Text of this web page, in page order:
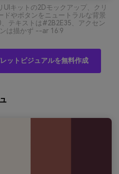
キットの2Dモックアップ、クリ
ドやボタンをニュートラルな背景
、テキストは#2B2E35、アクセン
は描かず --ar 16:9
ットビジュアルを無料作成